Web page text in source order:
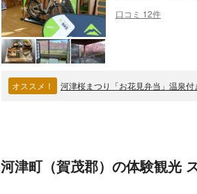
口コミ 12件
オススメ！ 河津桜まつり「お花見弁当」温泉
河津町（賀茂郡）の体験観光